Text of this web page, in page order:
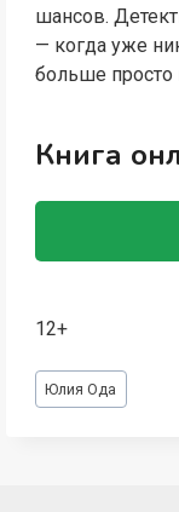
шансов.
— когда уже
больше просто
Книга
12+
Метки
записи:
Юлия Ода